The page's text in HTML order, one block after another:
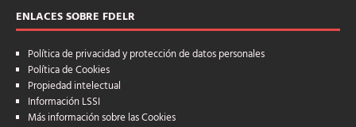
ENLACES SOBRE FDELR
Política de privacidad y protección de datos personales
Política de Cookies
Propiedad intelectual
Información LSSI
Más información sobre las Cookies